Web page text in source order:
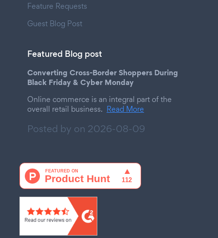
Feature Requests
Guest Blog Post
Featured Blog post
Converting Cross-Border Shoppers During
Black Friday & Cyber Monday
Online commerce is an integral part of the
overall retail business. Read More
Posted by on 2026-08-09